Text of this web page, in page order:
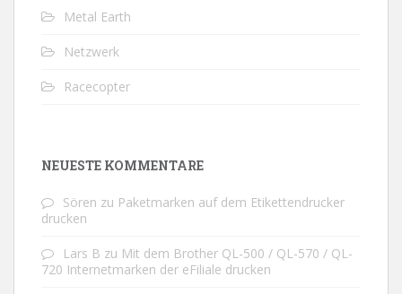
Metal Earth
Netzwerk
Racecopter
NEUESTE KOMMENTARE
Sören zu Paketmarken auf dem Etikettendrucker
drucken
Lars B zu Mit dem Brother QL-500 / QL-570 / QL-
720 Internetmarken der eFiliale drucken